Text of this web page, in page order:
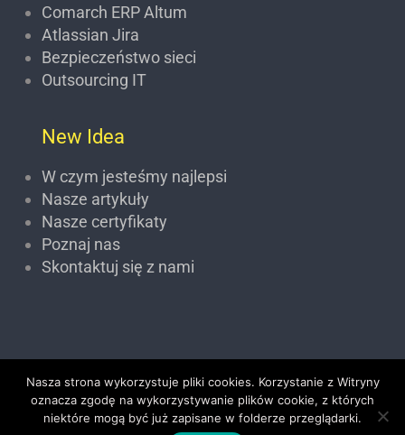
Comarch ERP Altum
Atlassian Jira
Bezpieczeństwo sieci
Outsourcing IT
New Idea
W czym jesteśmy najlepsi
Nasze artykuły
Nasze certyfikaty
Poznaj nas
Skontaktuj się z nami
Realizacja: New Idea sp. z o.o. Polityka prywatności
Nasza strona wykorzystuje pliki cookies. Korzystanie z Witryny
oznacza zgodę na wykorzystywanie plików cookie, z których
niektóre mogą być już zapisane w folderze przeglądarki.